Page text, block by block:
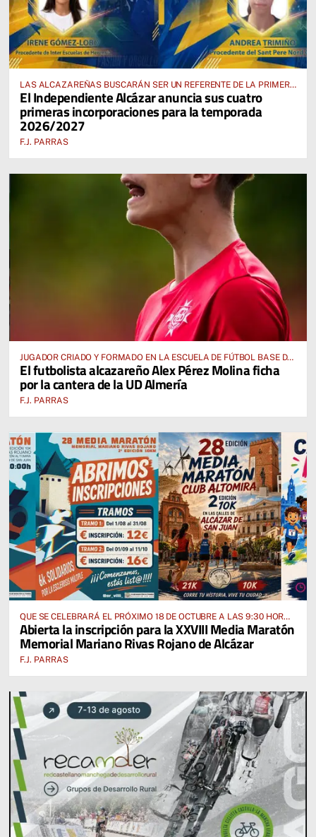
LAS ALCAZAREÑAS BUSCARÁN SER UN REFERENTE DE LA PRIMERA
AUTONÓMICA PREFERENTE FEMENINA
El Independiente Alcázar anuncia sus cuatro
primeras incorporaciones para la temporada
2026/2027
F.J. PARRAS
JUGADOR CRIADO Y FORMADO EN LA ESCUELA DE FÚTBOL BASE DE
ALCÁZAR DE SAN JUAN
El futbolista alcazareño Alex Pérez Molina ficha
por la cantera de la UD Almería
F.J. PARRAS
QUE SE CELEBRARÁ EL PRÓXIMO 18 DE OCTUBRE A LAS 9:30 HORAS
DESDE EL PABELLÓN VICENTE PANIAGUA
Abierta la inscripción para la XXVIII Media Maratón
Memorial Mariano Rivas Rojano de Alcázar
F.J. PARRAS